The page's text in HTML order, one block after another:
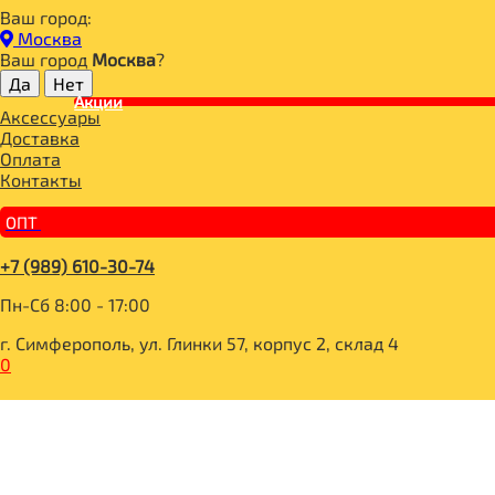
Ваш город:
Москва
Ваш город Москва?
Акции
Аксессуары
Доставка
Оплата
Контакты
ОПТ
+7 (989) 610-30-74
Пн-Сб 8:00 - 17:00
г. Симферополь, ул. Глинки 57, корпус 2, склад 4
0
Главная
СПОРТИВНЫЕ АКСЕССУАРЫ
СПОРТИВНЫЕ АКСЕССУАРЫ
ПЕРЧАТКИ
БИНТЫ (КОЛЕННЫЕ, КИСТЕВЫЕ)
БУТЫЛКИ
ЛЯМКИ ДЛЯ ТЯГИ
МАГНЕЗИЯ
СУМКИ
ТАБЛЕТНИЦЫ
ШЕЙКЕРЫ